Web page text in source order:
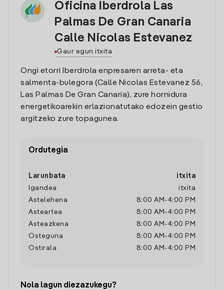
Oficina Iberdrola Las
Palmas De Gran Canaria
Calle Nicolas Estevanez
Gaur egun itxita
Ongi etorri Iberdrola enpresaren arreta- eta
salmenta-bulegora (Calle Nicolas Estevanez 56,
Las Palmas De Gran Canaria), zure hornidura
energetikoarekin erlazionatutako edozein gestio
argitzeko zure topagunea.
Ordutegia
Larunbata
itxita
Igandea
itxita
Astelehena
8:00 AM -4:00 PM
Asteartea
8:00 AM -4:00 PM
Asteazkena
8:00 AM -4:00 PM
Osteguna
8:00 AM -4:00 PM
Ostirala
8:00 AM -4:00 PM
Nola lagun diezazukegu?